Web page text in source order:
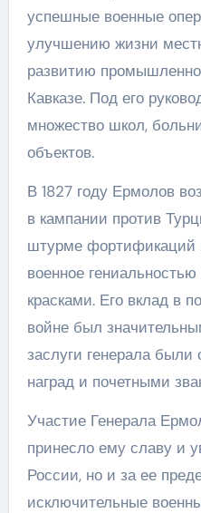
успешные военные
улучшению жизни
развитию
Кавказе. Под его
множество школ,
объектов.
В 1827 году Ермолов
в кампании против
штурме фортификаций
военное
красками. Его вклад в
войне был
заслуги генерала
наград и почетными
Участие Генерала
принесло ему славу и
России, но и за ее
исключительные